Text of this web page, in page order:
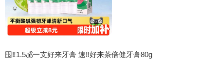
囤‼️1.5💰一支好来牙膏 速‼️好来茶倍健牙膏80g